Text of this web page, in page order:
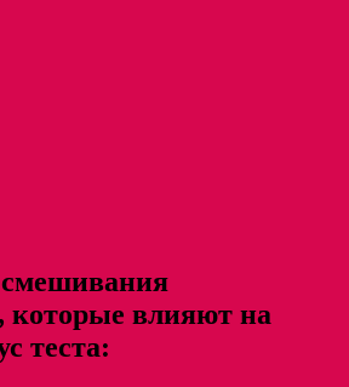
которые влияют на
теста: